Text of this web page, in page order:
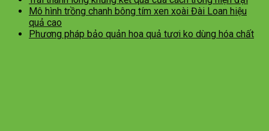
Mô hình trồng chanh bông tím xen xoài Đài Loan hiệu
quả cao
Phương pháp bảo quản hoa quả tươi ko dùng hóa chất